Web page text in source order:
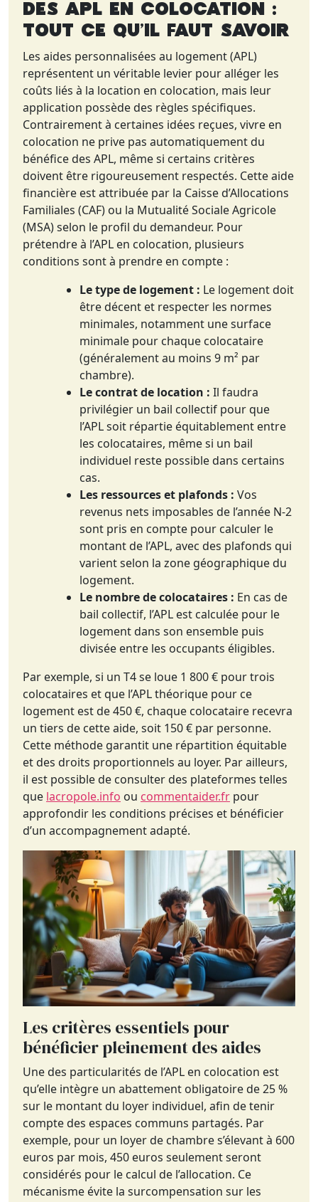
des APL en Colocation :
Tout ce Qu’il Faut Savoir
Les aides personnalisées au logement (APL)
représentent un véritable levier pour alléger les
coûts liés à la location en colocation, mais leur
application possède des règles spécifiques.
Contrairement à certaines idées reçues, vivre en
colocation ne prive pas automatiquement du
bénéfice des APL, même si certains critères
doivent être rigoureusement respectés. Cette aide
financière est attribuée par la Caisse d’Allocations
Familiales (CAF) ou la Mutualité Sociale Agricole
(MSA) selon le profil du demandeur. Pour
prétendre à l’APL en colocation, plusieurs
conditions sont à prendre en compte :
Le type de logement : Le logement doit
être décent et respecter les normes
minimales, notamment une surface
minimale pour chaque colocataire
(généralement au moins 9 m² par
chambre).
Le contrat de location : Il faudra
privilégier un bail collectif pour que
l’APL soit répartie équitablement entre
les colocataires, même si un bail
individuel reste possible dans certains
cas.
Les ressources et plafonds : Vos
revenus nets imposables de l’année N-2
sont pris en compte pour calculer le
montant de l’APL, avec des plafonds qui
varient selon la zone géographique du
logement.
Le nombre de colocataires : En cas de
bail collectif, l’APL est calculée pour le
logement dans son ensemble puis
divisée entre les occupants éligibles.
Par exemple, si un T4 se loue 1 800 € pour trois
colocataires et que l’APL théorique pour ce
logement est de 450 €, chaque colocataire recevra
un tiers de cette aide, soit 150 € par personne.
Cette méthode garantit une répartition équitable
et des droits proportionnels au loyer. Par ailleurs,
il est possible de consulter des plateformes telles
que lacropole.info ou commentaider.fr pour
approfondir les conditions précises et bénéficier
d’un accompagnement adapté.
Les critères essentiels pour
bénéficier pleinement des aides
Une des particularités de l’APL en colocation est
qu’elle intègre un abattement obligatoire de 25 %
sur le montant du loyer individuel, afin de tenir
compte des espaces communs partagés. Par
exemple, pour un loyer de chambre s’élevant à 600
euros par mois, 450 euros seulement seront
considérés pour le calcul de l’allocation. Ce
mécanisme évite la surcompensation sur les